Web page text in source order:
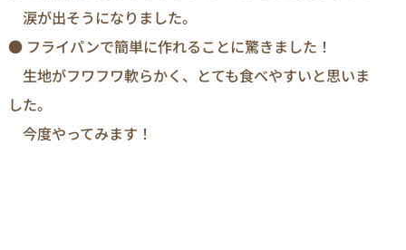
涙が出そうになりました。
● フライパンで簡単に作れることに驚きました！
生地がフワフワ軟らかく、とても食べやすいと思いま
した。
今度やってみます！